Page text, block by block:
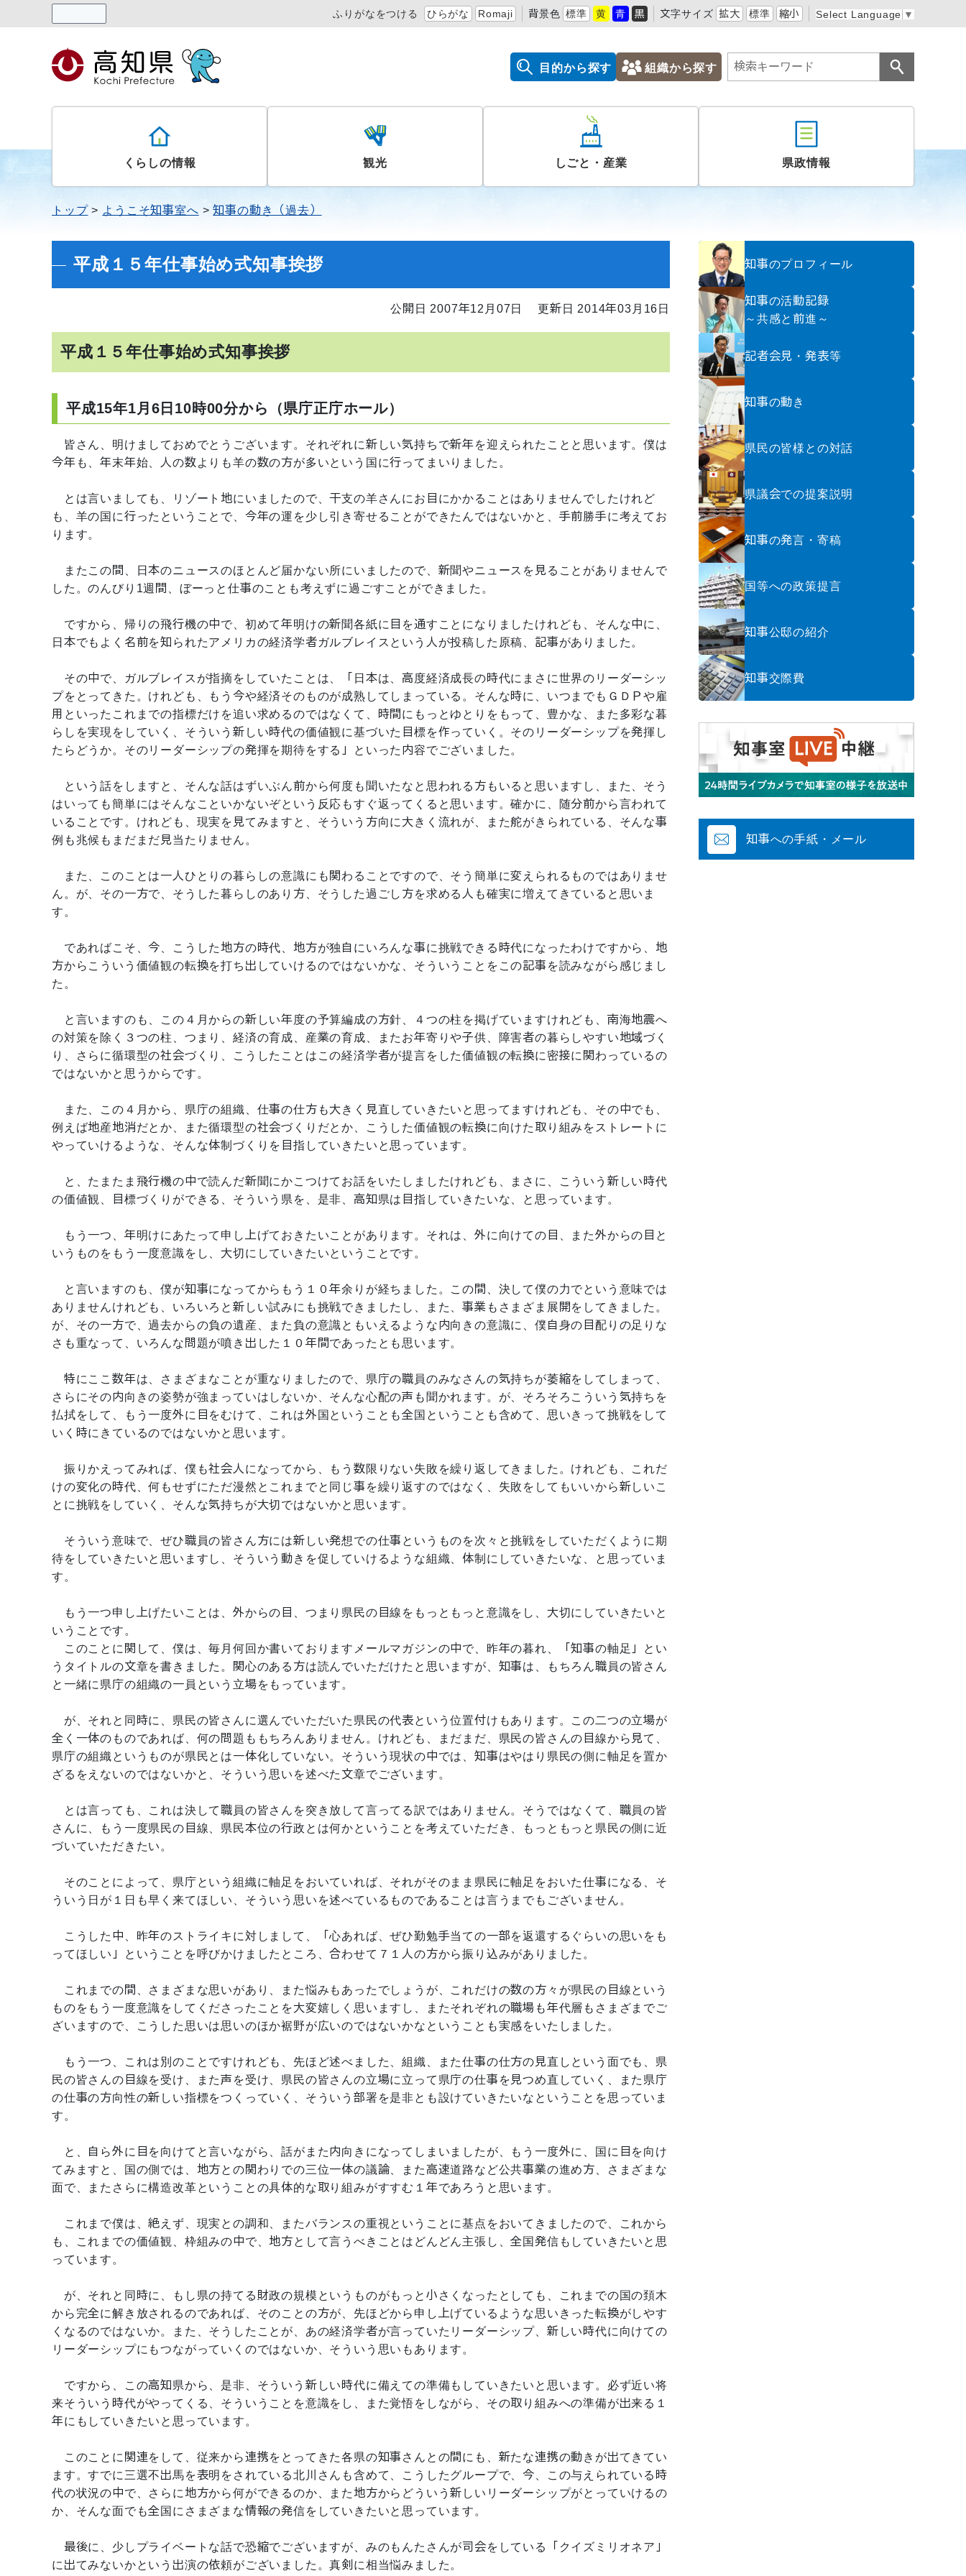
ふりがなをつける ひらがな Romaji 背景色 標準 黄 青 黒 文字サイズ 拡大 標準 縮小 Select Language ▼
目的から探す 組織から探す
くらしの情報 観光 しごと・産業 県政情報
トップ ようこそ知事室へ 知事の動き（過去）
平成１５年仕事始め式知事挨拶
公開日 2007年12月07日 更新日 2014年03月16日
平成１５年仕事始め式知事挨拶
平成15年1月6日10時00分から（県庁正庁ホール）
皆さん、明けましておめでとうございます。それぞれに新しい気持ちで新年を迎えられたことと思います。僕は
今年も、年末年始、人の数よりも羊の数の方が多いという国に行ってまいりました。
とは言いましても、リゾート地にいましたので、干支の羊さんにお目にかかることはありませんでしたけれど
も、羊の国に行ったということで、今年の運を少し引き寄せることができたんではないかと、手前勝手に考えてお
ります。
またこの間、日本のニュースのほとんど届かない所にいましたので、新聞やニュースを見ることがありませんで
した。のんびり1週間、ぼーっと仕事のことも考えずに過ごすことができました。
ですから、帰りの飛行機の中で、初めて年明けの新聞各紙に目を通すことになりましたけれども、そんな中に、
日本でもよく名前を知られたアメリカの経済学者ガルブレイスという人が投稿した原稿、記事がありました。
その中で、ガルブレイスが指摘をしていたことは、「日本は、高度経済成長の時代にまさに世界のリーダーシッ
プをとってきた。けれども、もう今や経済そのものが成熟してしまっている。そんな時に、いつまでもＧＤＰや雇
用といったこれまでの指標だけを追い求めるのではなくて、時間にもっとゆとりをもって、豊かな、また多彩な暮
らしを実現をしていく、そういう新しい時代の価値観に基づいた目標を作っていく。そのリーダーシップを発揮し
たらどうか。そのリーダーシップの発揮を期待をする」といった内容でございました。
という話をしますと、そんな話はずいぶん前から何度も聞いたなと思われる方もいると思いますし、また、そう
はいっても簡単にはそんなこといかないぞという反応もすぐ返ってくると思います。確かに、随分前から言われて
いることです。けれども、現実を見てみますと、そういう方向に大きく流れが、また舵がきられている、そんな事
例も兆候もまだまだ見当たりません。
また、このことは一人ひとりの暮らしの意識にも関わることですので、そう簡単に変えられるものではありませ
ん。が、その一方で、そうした暮らしのあり方、そうした過ごし方を求める人も確実に増えてきていると思いま
す。
であればこそ、今、こうした地方の時代、地方が独自にいろんな事に挑戦できる時代になったわけですから、地
方からこういう価値観の転換を打ち出していけるのではないかな、そういうことをこの記事を読みながら感じまし
た。
と言いますのも、この４月からの新しい年度の予算編成の方針、４つの柱を掲げていますけれども、南海地震へ
の対策を除く３つの柱、つまり、経済の育成、産業の育成、またお年寄りや子供、障害者の暮らしやすい地域づく
り、さらに循環型の社会づくり、こうしたことはこの経済学者が提言をした価値観の転換に密接に関わっているの
ではないかと思うからです。
また、この４月から、県庁の組織、仕事の仕方も大きく見直していきたいと思ってますけれども、その中でも、
例えば地産地消だとか、また循環型の社会づくりだとか、こうした価値観の転換に向けた取り組みをストレートに
やっていけるような、そんな体制づくりを目指していきたいと思っています。
と、たまたま飛行機の中で読んだ新聞にかこつけてお話をいたしましたけれども、まさに、こういう新しい時代
の価値観、目標づくりができる、そういう県を、是非、高知県は目指していきたいな、と思っています。
もう一つ、年明けにあたって申し上げておきたいことがあります。それは、外に向けての目、また外からの目と
いうものをもう一度意識をし、大切にしていきたいということです。
と言いますのも、僕が知事になってからもう１０年余りが経ちました。この間、決して僕の力でという意味では
ありませんけれども、いろいろと新しい試みにも挑戦できましたし、また、事業もさまざま展開をしてきました。
が、その一方で、過去からの負の遺産、また負の意識ともいえるような内向きの意識に、僕自身の目配りの足りな
さも重なって、いろんな問題が噴き出した１０年間であったとも思います。
特にここ数年は、さまざまなことが重なりましたので、県庁の職員のみなさんの気持ちが萎縮をしてしまって、
さらにその内向きの姿勢が強まっていはしないか、そんな心配の声も聞かれます。が、そろそろこういう気持ちを
払拭をして、もう一度外に目をむけて、これは外国ということも全国ということも含めて、思いきって挑戦をして
いく時にきているのではないかと思います。
振りかえってみれば、僕も社会人になってから、もう数限りない失敗を繰り返してきました。けれども、これだ
けの変化の時代、何もせずにただ漫然とこれまでと同じ事を繰り返すのではなく、失敗をしてもいいから新しいこ
とに挑戦をしていく、そんな気持ちが大切ではないかと思います。
そういう意味で、ぜひ職員の皆さん方には新しい発想での仕事というものを次々と挑戦をしていただくように期
待をしていきたいと思いますし、そういう動きを促していけるような組織、体制にしていきたいな、と思っていま
す。
もう一つ申し上げたいことは、外からの目、つまり県民の目線をもっともっと意識をし、大切にしていきたいと
いうことです。
このことに関して、僕は、毎月何回か書いておりますメールマガジンの中で、昨年の暮れ、「知事の軸足」とい
うタイトルの文章を書きました。関心のある方は読んでいただけたと思いますが、知事は、もちろん職員の皆さん
と一緒に県庁の組織の一員という立場をもっています。
が、それと同時に、県民の皆さんに選んでいただいた県民の代表という位置付けもあります。この二つの立場が
全く一体のものであれば、何の問題ももちろんありません。けれども、まだまだ、県民の皆さんの目線から見て、
県庁の組織というものが県民とは一体化していない。そういう現状の中では、知事はやはり県民の側に軸足を置か
ざるをえないのではないかと、そういう思いを述べた文章でございます。
とは言っても、これは決して職員の皆さんを突き放して言ってる訳ではありません。そうではなくて、職員の皆
さんに、もう一度県民の目線、県民本位の行政とは何かということを考えていただき、もっともっと県民の側に近
づいていただきたい。
そのことによって、県庁という組織に軸足をおいていれば、それがそのまま県民に軸足をおいた仕事になる、そ
ういう日が１日も早く来てほしい、そういう思いを述べているものであることは言うまでもございません。
こうした中、昨年のストライキに対しまして、「心あれば、ぜひ勤勉手当ての一部を返還するぐらいの思いをも
ってほしい」ということを呼びかけましたところ、合わせて７１人の方から振り込みがありました。
これまでの間、さまざまな思いがあり、また悩みもあったでしょうが、これだけの数の方々が県民の目線という
ものをもう一度意識をしてくださったことを大変嬉しく思いますし、またそれぞれの職場も年代層もさまざまでご
ざいますので、こうした思いは思いのほか裾野が広いのではないかなということも実感をいたしました。
もう一つ、これは別のことですけれども、先ほど述べました、組織、また仕事の仕方の見直しという面でも、県
民の皆さんの目線を受け、また声を受け、県民の皆さんの立場に立って県庁の仕事を見つめ直していく、また県庁
の仕事の方向性の新しい指標をつくっていく、そういう部署を是非とも設けていきたいなということを思っていま
す。
と、自ら外に目を向けてと言いながら、話がまた内向きになってしまいましたが、もう一度外に、国に目を向け
てみますと、国の側では、地方との関わりでの三位一体の議論、また高速道路など公共事業の進め方、さまざまな
面で、またさらに構造改革ということの具体的な取り組みがすすむ１年であろうと思います。
これまで僕は、絶えず、現実との調和、またバランスの重視ということに基点をおいてきましたので、これから
も、これまでの価値観、枠組みの中で、地方として言うべきことはどんどん主張し、全国発信もしていきたいと思
っています。
が、それと同時に、もし県の持てる財政の規模というものがもっと小さくなったとしても、これまでの国の頚木
から完全に解き放されるのであれば、そのことの方が、先ほどから申し上げているような思いきった転換がしやす
くなるのではないか。また、そうしたことが、あの経済学者が言っていたリーダーシップ、新しい時代に向けての
リーダーシップにもつながっていくのではないか、そういう思いもあります。
ですから、この高知県から、是非、そういう新しい時代に備えての準備もしていきたいと思います。必ず近い将
来そういう時代がやってくる、そういうことを意識をし、また覚悟をしながら、その取り組みへの準備が出来る１
年にもしていきたいと思っています。
このことに関連をして、従来から連携をとってきた各県の知事さんとの間にも、新たな連携の動きが出てきてい
ます。すでに三選不出馬を表明をされている北川さんも含めて、こうしたグループで、今、この与えられている時
代の状況の中で、さらに地方から何ができるのか、また地方からどういう新しいリーダーシップがとっていけるの
か、そんな面でも全国にさまざまな情報の発信をしていきたいと思っています。
最後に、少しプライベートな話で恐縮でございますが、みのもんたさんが司会をしている「クイズミリオネア」
に出てみないかという出演の依頼がございました。真剣に相当悩みました。
知事のプロフィール
知事の活動記録
～共感と前進～
記者会見・発表等
知事の動き
県民の皆様との対話
県議会での提案説明
知事の発言・寄稿
国等への政策提言
知事公邸の紹介
知事交際費
知事への手紙・メール